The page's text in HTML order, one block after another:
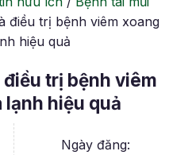
điều trị bệnh viêm xoang
hiệu quả
trị bệnh viêm
lạnh hiệu quả
Ngày đăng: